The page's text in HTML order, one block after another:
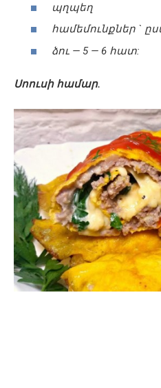
պղպեղ
համեմունքներ `
ձու — 5 — 6 հատ:
Սոուսի համար.